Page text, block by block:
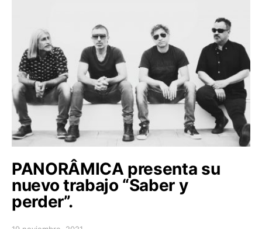
PANORÂMICA presenta su
nuevo trabajo “Saber y
perder”.